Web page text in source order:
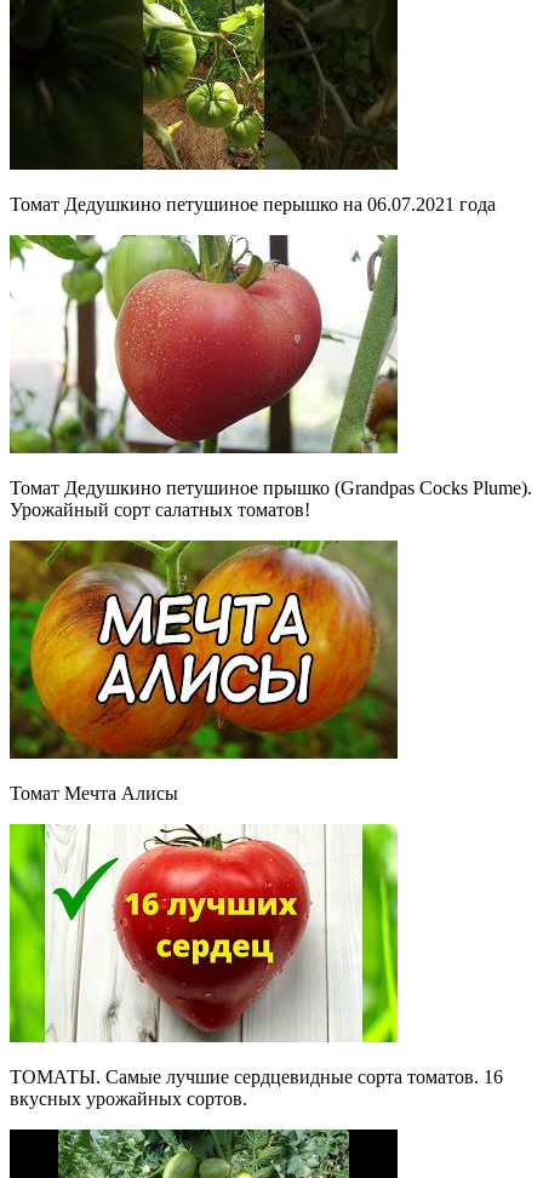
Томат Дедушкино петушиное перышко на 06.07.2021 года
Томат Дедушкино петушиное прышко (Grandpas Coсks Plumе).
Урожайный сорт салатных томатов!
Томат Мечта Алисы
ТОМАТЫ. Самые лучшие сердцевидные сорта томатов. 16
вкусных урожайных сортов.